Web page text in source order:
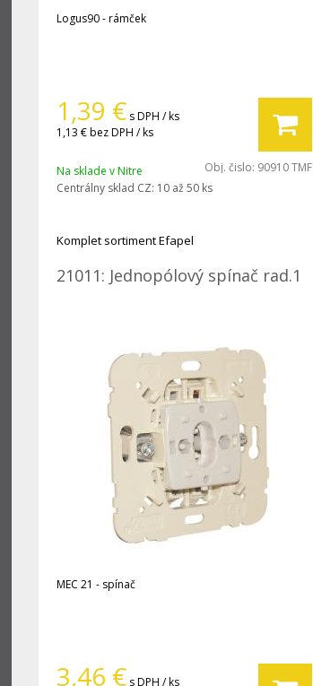
Logus90 - rámček
1,39 € s DPH / ks
1,13 €bez DPH / ks
Na sklade v Nitre Obj. čislo: 90910 TMF
Centrálny sklad CZ: 10 až 50 ks
Komplet sortiment Efapel
21011: Jednopólový spínač rad.1
MEC 21 - spínač
3,46 € s DPH / ks